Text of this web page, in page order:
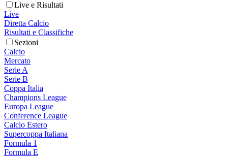
Live e Risultati
Live
Diretta Calcio
Risultati e Classifiche
Sezioni
Calcio
Mercato
Serie A
Serie B
Coppa Italia
Champions League
Europa League
Conference League
Calcio Estero
Supercoppa Italiana
Formula 1
Formula E